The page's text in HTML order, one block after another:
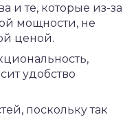
и те, которые из-за
мощности, не
ценой.
удобство
поскольку так